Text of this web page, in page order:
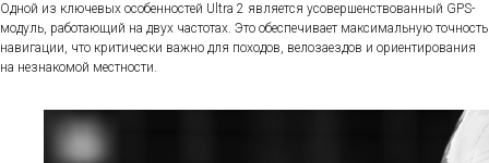
Одной из ключевых особенностей Ultra 2 является усовершенствованный GPS-
модуль, работающий на двух частотах. Это обеспечивает максимальную точность
навигации, что критически важно для походов, велозаездов и ориентирования
на незнакомой местности.